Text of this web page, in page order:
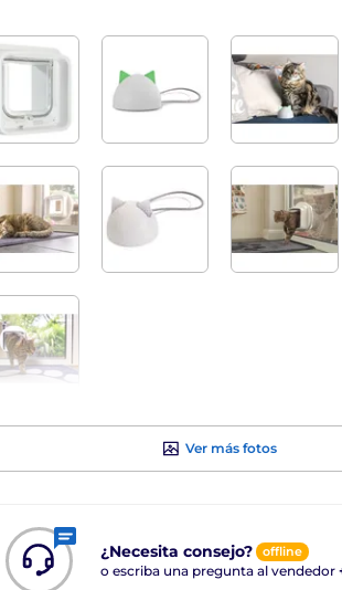
Ver más fotos
¿Necesita consejo? offline
o escriba una pregunta al vendedor